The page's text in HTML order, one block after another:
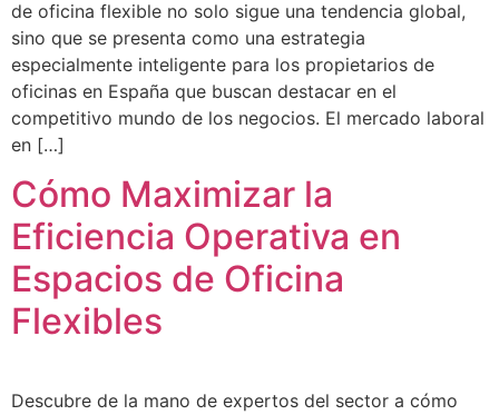
de oficina flexible no solo sigue una tendencia global,
sino que se presenta como una estrategia
especialmente inteligente para los propietarios de
oficinas en España que buscan destacar en el
competitivo mundo de los negocios. El mercado laboral
en […]
Cómo Maximizar la
Eficiencia Operativa en
Espacios de Oficina
Flexibles
Descubre de la mano de expertos del sector a cómo